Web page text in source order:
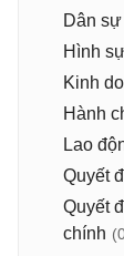
Dân sự
Hình
Kinh
Hành
Lao
Quyết
Quyết
chính